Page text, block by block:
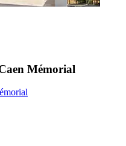
Mémorial